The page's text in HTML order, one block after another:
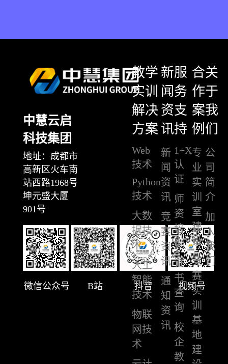
中慧云启
科技集团
地址：成都市
高新区火车南
站西路1968号
坤元盛大厦
901号
微信公众号 B站 抖音 视频号
教学
实训
解决
方案
Web
技术
Python
技术
大数
据技
术
人工
智能
技术
物联
网技
术
新
闻
资
讯
新
闻
资
讯
竞
赛
资
讯
通
知
资
讯
服
务
支
持
1+X
认
证
师
资
培
训
证
书
查
询
校
企
教
合
作
案
例
专
业
实
训
室
建
设
竞
赛
实
训
基
地
建
关
于
我
们
公
司
简
介
加
入
我
们